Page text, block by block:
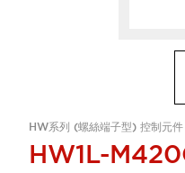
HW系列 (螺絲端子型) 控制元
HW1L-